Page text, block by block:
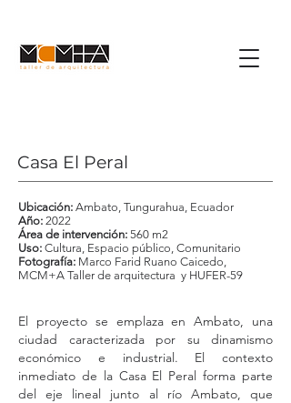
Casa El Peral
Ubicación: Ambato, Tungurahua, Ecuador
Año: 2022
Área de intervención: 560 m2
Uso: Cultura, Espacio público, Comunitario
Fotografía: Marco Farid Ruano Caicedo,
MCM+A Taller de arquitectura y HUFER-59
El proyecto se emplaza en Ambato, una
ciudad caracterizada por su dinamismo
económico e industrial. El contexto
inmediato de la Casa El Peral forma parte
del eje lineal junto al río Ambato, que